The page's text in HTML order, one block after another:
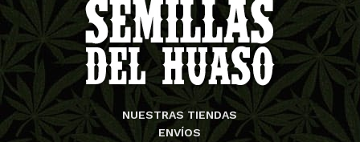
NUESTRAS TIENDAS
ENVÍOS